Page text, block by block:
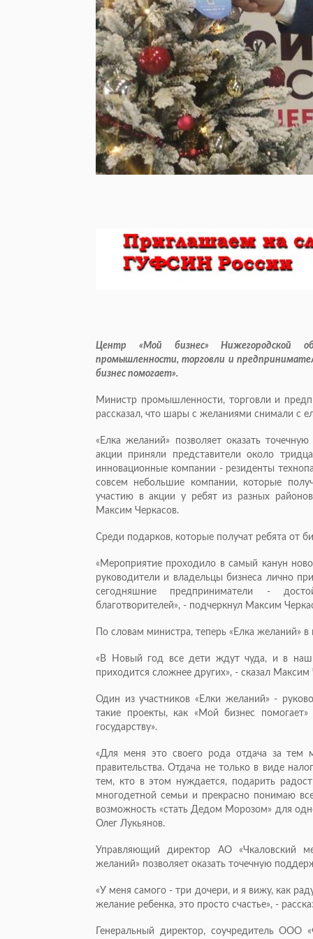
Центр «Мой бизнес» Нижегородской
промышленности, торговли и
бизнес помогает».
Министр промышленности, торговли и
рассказал, что шары с желаниями снимали с
«Елка желаний» позволяет оказать
акции приняли представители около
инновационные компании - резиденты
совсем небольшие компании, которые
участию в акции у ребят из разных
Максим Черкасов.
Среди подарков, которые получат ребята от
«Мероприятие проходило в самый канун
руководители и владельцы бизнеса лично
сегодняшние предприниматели -
благотворителей», - подчеркнул Максим
По словам министра, теперь «Елка желаний»
«В Новый год все дети ждут чуда, и в
приходится сложнее других», - сказал Максим
Один из участников «Елки желаний» -
такие проекты, как «Мой бизнес
государству».
«Для меня это своего рода отдача за тем
правительства. Отдача не только в виде
тем, кто в этом нуждается, подарить
многодетной семьи и прекрасно понимаю
возможность «стать Дедом Морозом» для
Олег Лукьянов.
Управляющий директор АО «Чкаловский
желаний» позволяет оказать точечную
«У меня самого - три дочери, и я вижу, как
желание ребенка, это просто счастье», -
Генеральный директор, соучредитель